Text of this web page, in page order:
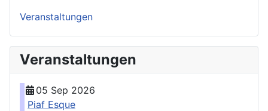
Veranstaltungen
Veranstaltungen
05 Sep 2026
Piaf Esque